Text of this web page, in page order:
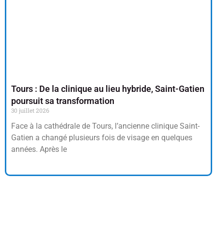
Tours : De la clinique au lieu hybride, Saint-Gatien
poursuit sa transformation
30 juillet 2026
Face à la cathédrale de Tours, l’ancienne clinique Saint-
Gatien a changé plusieurs fois de visage en quelques
années. Après le